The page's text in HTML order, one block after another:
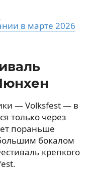
в марте 2026
— Volksfest — в
только через
пораньше
бокалом
крепкого